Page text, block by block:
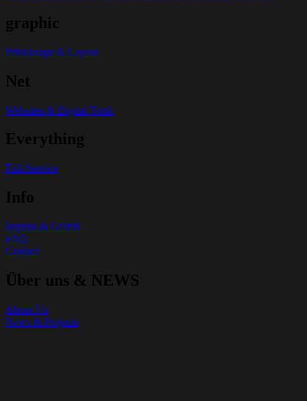
graphic
Printdesign & Layout
Net
Websites & Digital Tools
Everything
Full-Service
Info
Imprint & GDPR
FAQ
Contact
Über uns & NEWS
About Us
News & Projects